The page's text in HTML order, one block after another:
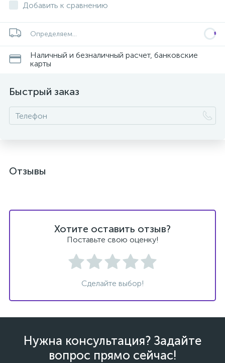
Добавить к сравнению
Определяем...
Наличный и безналичный расчет, банковские
карты
Быстрый заказ
Отзывы
Хотите оставить отзыв?
Поставьте свою оценку!
Сделайте выбор!
Нужна консультация? Задайте
вопрос прямо сейчас!